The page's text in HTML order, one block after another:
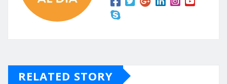
RELATED STORY